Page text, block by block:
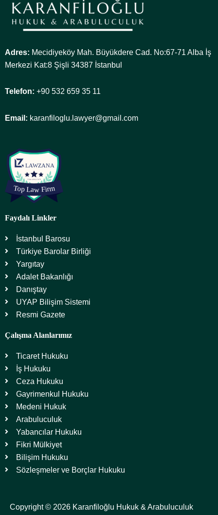
Adres: Mecidiyeköy Mah. Büyükdere Cad. No:67-71 Alba İş
Merkezi Kat:8 Şişli 34387 İstanbul
Telefon: +90 532 659 35 11
Email: karanfiloglu.lawyer@gmail.com
Faydalı Linkler
İstanbul Barosu
Türkiye Barolar Birliği
Yargıtay
Adalet Bakanlığı
Danıştay
UYAP Bilişim Sistemi
Resmi Gazete
Çalışma Alanlarımız
Ticaret Hukuku
İş Hukuku
Ceza Hukuku
Gayrimenkul Hukuku
Medeni Hukuk
Arabuluculuk
Yabancılar Hukuku
Fikri Mülkiyet
Bilişim Hukuku
Sözleşmeler ve Borçlar Hukuku
Copyright © 2026 Karanfiloğlu Hukuk & Arabuluculuk